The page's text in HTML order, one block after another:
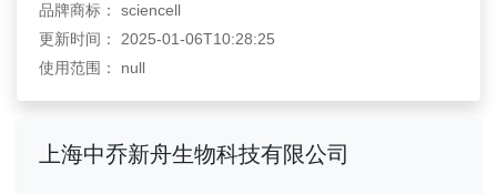
品牌商标： sciencell
更新时间： 2025-01-06T10:28:25
使用范围： null
上海中乔新舟生物科技有限公司